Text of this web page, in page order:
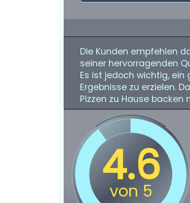
Die Kunden empfehlen
seiner hervorragenden
Es ist jedoch wichtig,
Ergebnisse zu erzielen.
Pizzen zu Hause backen